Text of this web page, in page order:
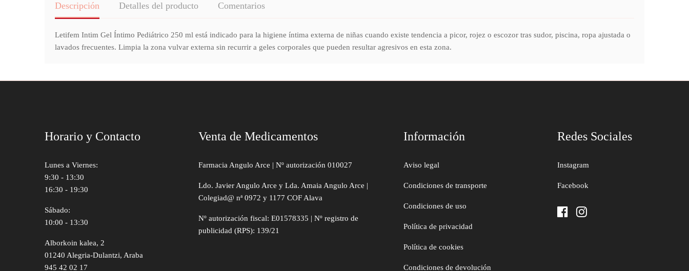
Descripción Detalles del producto Comentarios
Letifem Intim Gel Íntimo Pediátrico 250 ml está indicado para la higiene íntima externa de niñas cuando existe tendencia a picor, rojez o escozor tras sudor, piscina, ropa ajustada o
lavados frecuentes. Limpia la zona vulvar externa sin recurrir a geles corporales que pueden resultar agresivos en esta zona.
Horario y Contacto
Lunes a Viernes:
9:30 - 13:30
16:30 - 19:30
Sábado:
10:00 - 13:30
Alborkoin kalea, 2
01240 Alegria-Dulantzi, Araba
945 42 02 17
Venta de Medicamentos
Farmacia Angulo Arce | Nº autorización 010027
Ldo. Javier Angulo Arce y Lda. Amaia Angulo Arce |
Colegiad@ nª 0972 y 1177 COF Alava
Nº autorización fiscal: E01578335 | Nº registro de
publicidad (RPS): 139/21
Información
Aviso legal
Condiciones de transporte
Condiciones de uso
Política de privacidad
Política de cookies
Condiciones de devolución
Redes Sociales
Instagram
Facebook